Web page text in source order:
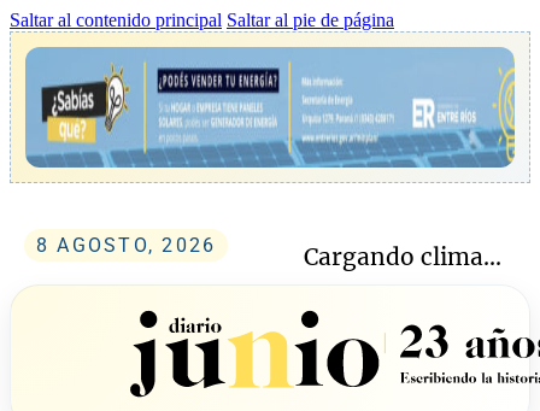
Saltar al contenido principal Saltar al pie de página
8 AGOSTO, 2026 Cargando clima...